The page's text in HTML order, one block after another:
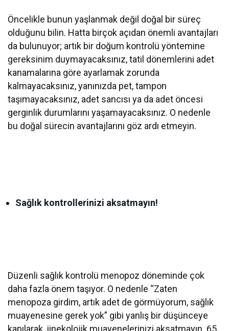
Öncelikle bunun yaşlanmak değil doğal bir süreç
olduğunu bilin. Hatta birçok açıdan önemli avantajları
da bulunuyor; artık bir doğum kontrolü yöntemine
gereksinim duymayacaksınız, tatil dönemlerini adet
kanamalarına göre ayarlamak zorunda
kalmayacaksınız, yanınızda pet, tampon
taşımayacaksınız, adet sancısı ya da adet öncesi
gerginlik durumlarını yaşamayacaksınız. O nedenle
bu doğal sürecin avantajlarını göz ardı etmeyin.
Sağlık kontrollerinizi aksatmayın!
Düzenli sağlık kontrolü menopoz döneminde çok
daha fazla önem taşıyor. O nedenle “Zaten
menopoza girdim, artık adet de görmüyorum, sağlık
muayenesine gerek yok” gibi yanlış bir düşünceye
kapılarak, jinekolojik muayenelerinizi aksatmayın. 65